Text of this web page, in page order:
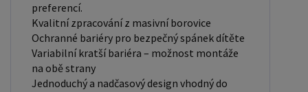
Borovicové dřevo vyniká krásnou barvou a
okouzlující kresbou. Má světlou barvu, která díky
obsahu jádra místy přechází až do oranžovo
hnědého nebo načervenalého odstínu. Tento
materiál je často používán v nábytkářství,
preferencí.
Kvalitní zpracování z masivní borovice
Ochranné bariéry pro bezpečný spánek dítěte
Variabilní kratší bariéra – možnost montáže
na obě strany
Jednoduchý a nadčasový design vhodný do